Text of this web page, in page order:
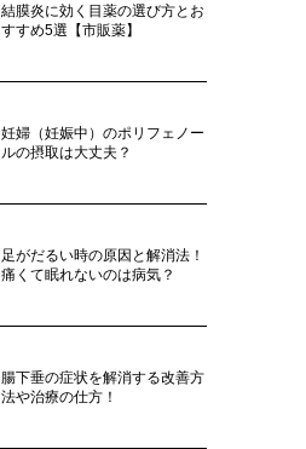
結膜炎に効く目薬の選び方とお
すすめ5選【市販薬】
妊婦（妊娠中）のポリフェノー
ルの摂取は大丈夫？
足がだるい時の原因と解消法！
痛くて眠れないのは病気？
腸下垂の症状を解消する改善方
法や治療の仕方！